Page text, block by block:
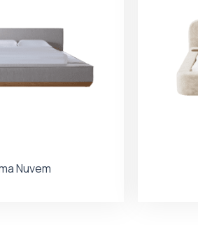
Nuvem